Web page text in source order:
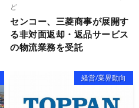
ど
センコー、三菱商事が展開す
る非対面返却・返品サービス
の物流業務を受託
経営/業界動向